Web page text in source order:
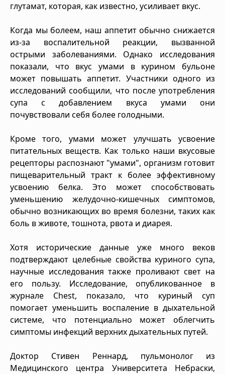
глутамат, которая, как известно, усиливает вкус.
Когда мы болеем, наш аппетит обычно снижается
из-за воспалительной реакции, вызванной
острыми заболеваниями. Однако исследования
показали, что вкус умами в курином бульоне
может повышать аппетит. Участники одного из
исследований сообщили, что после употребления
супа с добавлением вкуса умами они
почувствовали себя более голодными.
Кроме того, умами может улучшать усвоение
питательных веществ. Как только наши вкусовые
рецепторы распознают "умами", организм готовит
пищеварительный тракт к более эффективному
усвоению белка. Это может способствовать
уменьшению желудочно-кишечных симптомов,
обычно возникающих во время болезни, таких как
боль в животе, тошнота, рвота и диарея.
Хотя исторические данные уже много веков
подтверждают целебные свойства куриного супа,
научные исследования также проливают свет на
его пользу. Исследование, опубликованное в
журнале Chest, показало, что куриный суп
помогает уменьшить воспаление в дыхательной
системе, что потенциально может облегчить
симптомы инфекций верхних дыхательных путей.
Доктор Стивен Реннард, пульмонолог из
Медицинского центра Университета Небраски,